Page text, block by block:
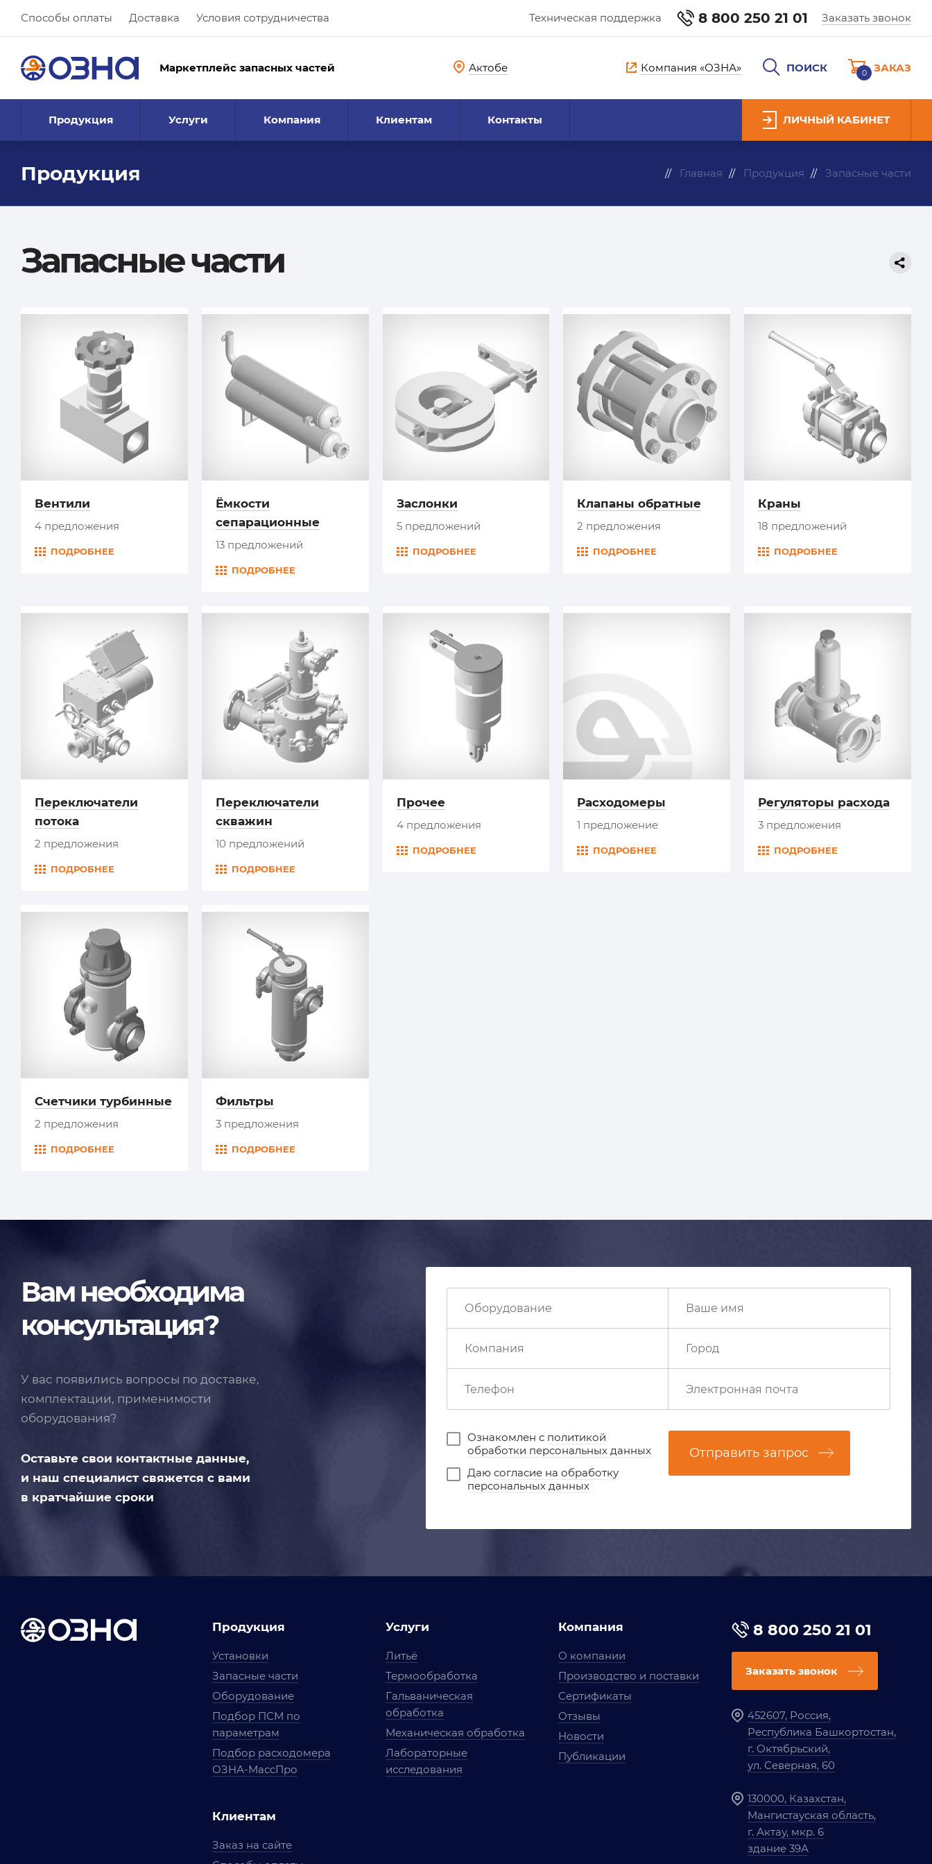
Способы оплаты Доставка Условия сотрудничества Техническая поддержка 8 800 250 21 01 Заказать звонок
Маркетплейс запасных частей Актобе Компания «ОЗНА» ПОИСК 0 ЗАКАЗ
Продукция Услуги Компания Клиентам Контакты ЛИЧНЫЙ КАБИНЕТ
Продукция Главная Продукция Запасные части
Запасные части
Вентили
4 предложения
ПОДРОБНЕЕ
Ёмкости
сепарационные
13 предложений
ПОДРОБНЕЕ
Заслонки
5 предложений
ПОДРОБНЕЕ
Клапаны обратные
2 предложения
ПОДРОБНЕЕ
Краны
18 предложений
ПОДРОБНЕЕ
Переключатели
потока
2 предложения
ПОДРОБНЕЕ
Переключатели
скважин
10 предложений
ПОДРОБНЕЕ
Прочее
4 предложения
ПОДРОБНЕЕ
Расходомеры
1 предложение
ПОДРОБНЕЕ
Регуляторы расхода
3 предложения
ПОДРОБНЕЕ
Счетчики турбинные
2 предложения
ПОДРОБНЕЕ
Фильтры
3 предложения
ПОДРОБНЕЕ
Вам необходима
консультация?
У вас появились вопросы по доставке,
комплектации, применимости
оборудования?
Оставьте свои контактные данные,
и наш специалист свяжется с вами
в кратчайшие сроки
Ознакомлен с политикой
обработки персональных данных
Даю согласие на обработку
персональных данных
Отправить запрос
Продукция
Установки
Запасные части
Оборудование
Подбор ПСМ по
параметрам
Подбор расходомера
ОЗНА-МассПро
Клиентам
Заказ на сайте
Услуги
Литьё
Термообработка
Гальваническая
обработка
Механическая обработка
Лабораторные
исследования
Компания
О компании
Производство и поставки
Сертификаты
Отзывы
Новости
Публикации
8 800 250 21 01
Заказать звонок
452607, Россия,
Республика Башкортостан,
г. Октябрьский,
ул. Северная, 60
130000, Казахстан,
Мангистауская область,
г. Актау, мкр. 6
здание 39А